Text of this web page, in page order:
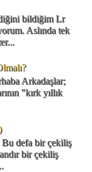
bildiğim Lr
Aslında tek
Arkadaşlar;
"kırk yıllık
defa bir çekiliş
bir çekiliş